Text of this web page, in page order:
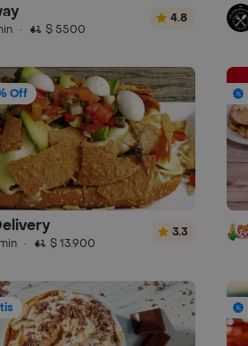
· $ 5500
4.8
Off
· $ 13.900
3.3